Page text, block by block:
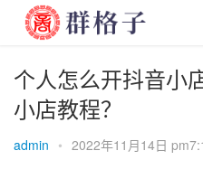
个人怎么开抖音小
小店教程？
admin • 2022年11月14日